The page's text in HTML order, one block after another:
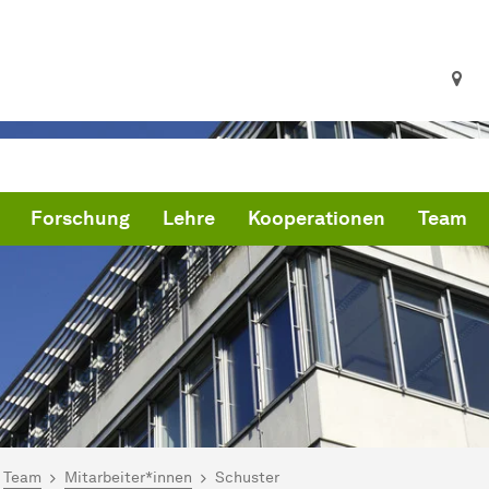
Forschung Lehre Kooperationen Team
hier:
Team Mitarbeiter*innen Schuster